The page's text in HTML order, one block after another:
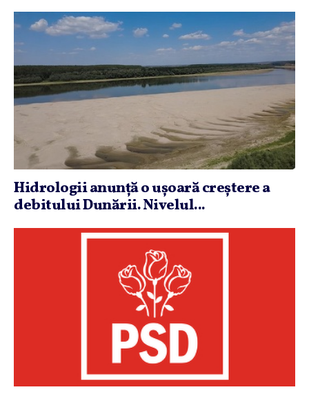
Hidrologii anunţă o uşoară creştere a
debitului Dunării. Nivelul...